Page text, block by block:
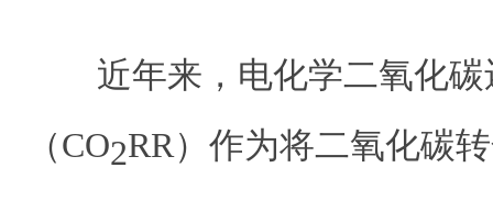
近年来，电化学二氧化
（CO2RR）作为将二氧化碳